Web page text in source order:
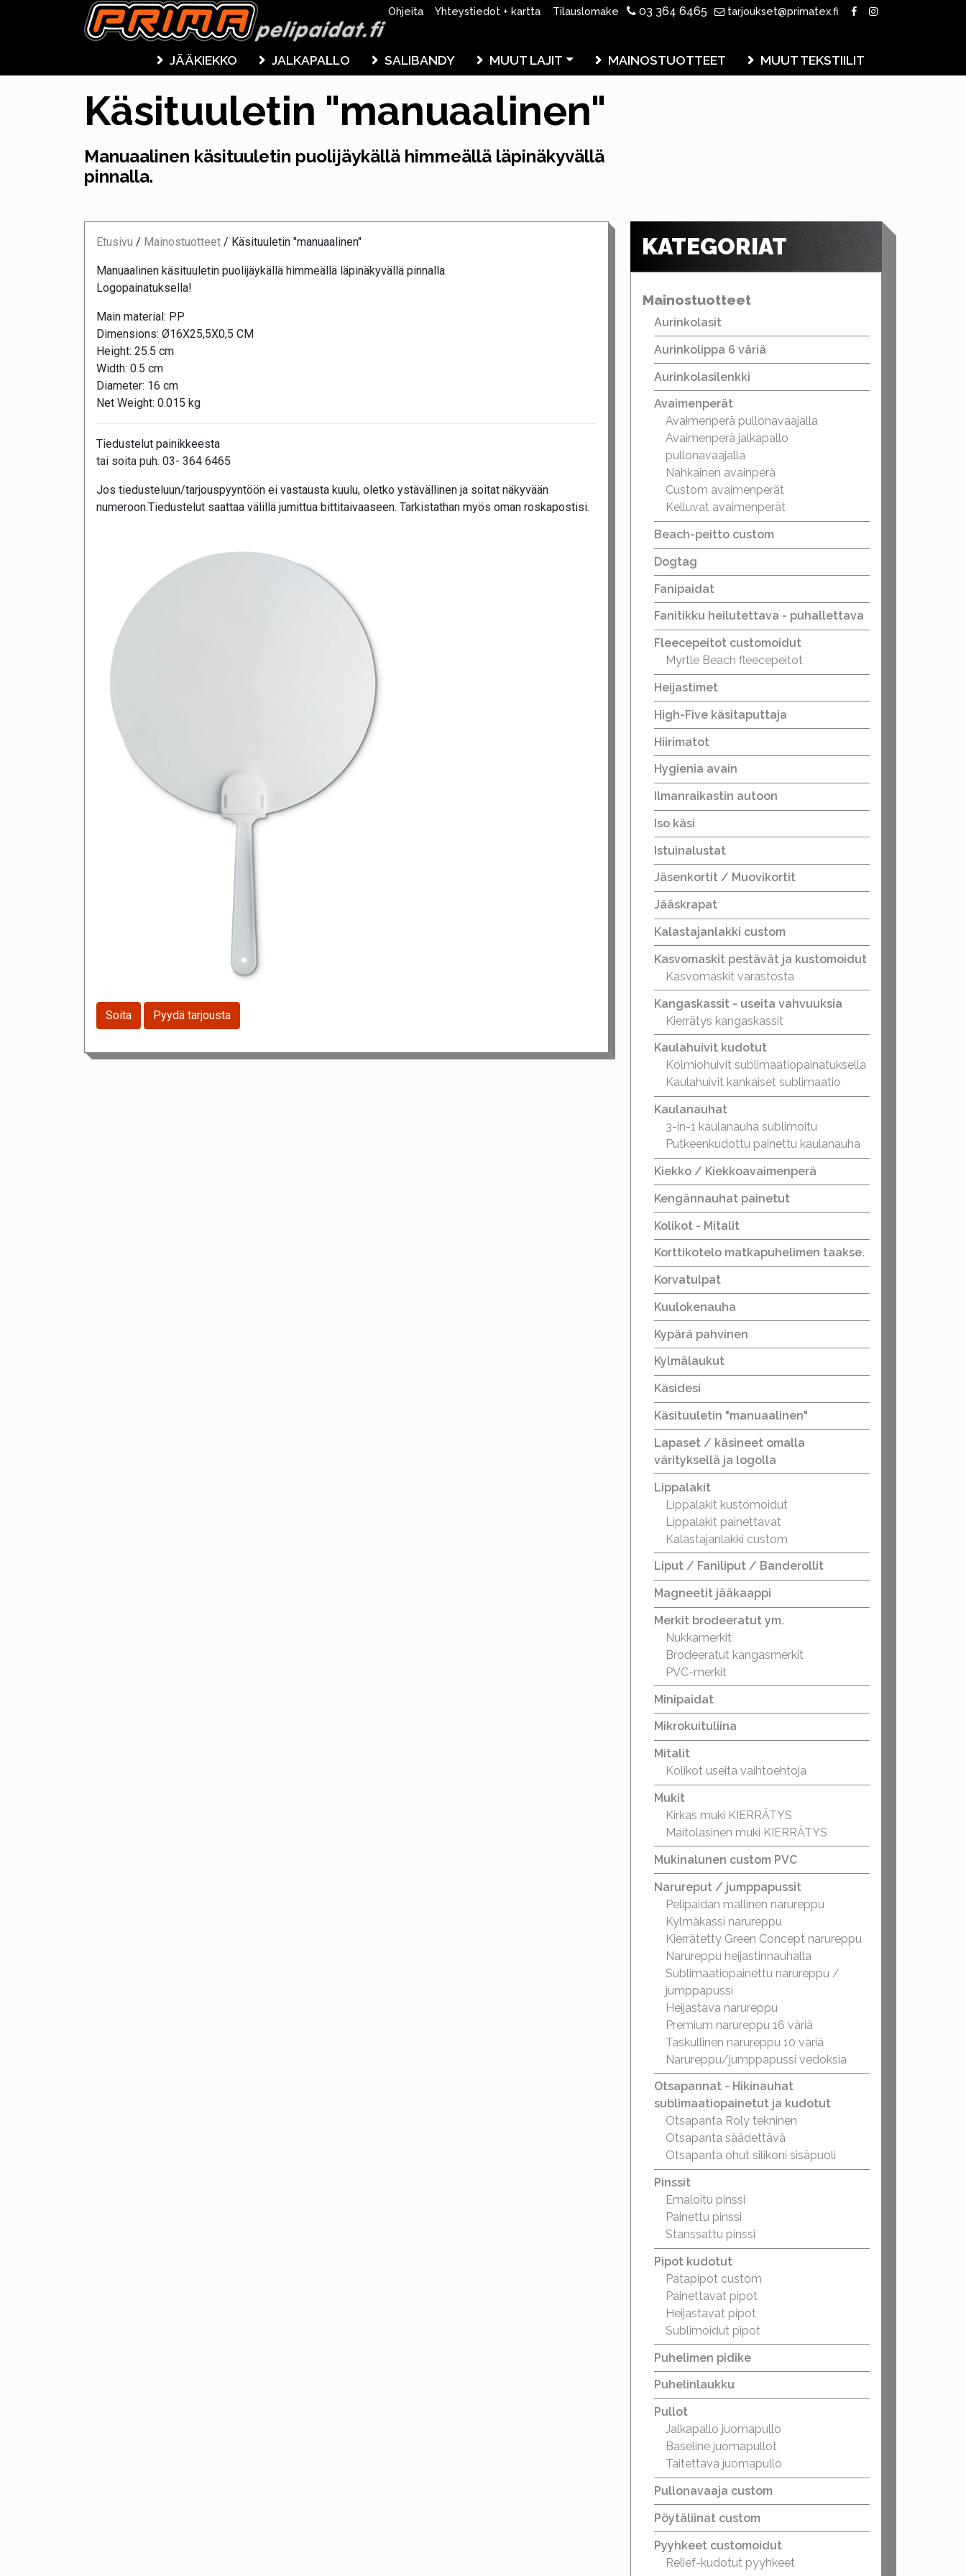
Ohjeita Yhteystiedot + kartta Tilauslomake 03 364 6465 tarjoukset@primatex.fi
JÄÄKIEKKO JALKAPALLO SALIBANDY MUUT LAJIT MAINOSTUOTTEET MUUT TEKSTIILIT
Käsituuletin "manuaalinen"
Manuaalinen käsituuletin puolijäykällä himmeällä läpinäkyvällä
pinnalla.
Etusivu / Mainostuotteet / Käsituuletin "manuaalinen"
Manuaalinen käsituuletin puolijäykällä himmeällä läpinäkyvällä pinnalla.
Logopainatuksella!
Main material: PP
Dimensions: Ø16X25,5X0,5 CM
Height: 25.5 cm
Width: 0.5 cm
Diameter: 16 cm
Net Weight: 0.015 kg
Tiedustelut painikkeesta
tai soita puh. 03- 364 6465
Jos tiedusteluun/tarjouspyyntöön ei vastausta kuulu, oletko ystävällinen ja soitat näkyvään
numeroon.Tiedustelut saattaa välillä jumittua bittitaivaaseen. Tarkistathan myös oman roskapostisi.
Soita Pyydä tarjousta
KATEGORIAT
Mainostuotteet
Aurinkolasit
Aurinkolippa 6 väriä
Aurinkolasilenkki
Avaimenperät
Avaimenperä pullonavaajalla
Avaimenperä jalkapallo
pullonavaajalla
Nahkainen avainperä
Custom avaimenperät
Kelluvat avaimenperät
Beach-peitto custom
Dogtag
Fanipaidat
Fanitikku heilutettava - puhallettava
Fleecepeitot customoidut
Myrtle Beach fleecepeitot
Heijastimet
High-Five käsitaputtaja
Hiirimatot
Hygienia avain
Ilmanraikastin autoon
Iso käsi
Istuinalustat
Jäsenkortit / Muovikortit
Jääskrapat
Kalastajanlakki custom
Kasvomaskit pestävät ja kustomoidut
Kasvomaskit varastosta
Kangaskassit - useita vahvuuksia
Kierrätys kangaskassit
Kaulahuivit kudotut
Kolmiohuivit sublimaatiopainatuksella
Kaulahuivit kankaiset sublimaatio
Kaulanauhat
3-in-1 kaulanauha sublimoitu
Putkeenkudottu painettu kaulanauha
Kiekko / Kiekkoavaimenperä
Kengännauhat painetut
Kolikot - Mitalit
Korttikotelo matkapuhelimen taakse.
Korvatulpat
Kuulokenauha
Kypärä pahvinen
Kylmälaukut
Käsidesi
Käsituuletin "manuaalinen"
Lapaset / käsineet omalla
värityksellä ja logolla
Lippalakit
Lippalakit kustomoidut
Lippalakit painettavat
Kalastajanlakki custom
Liput / Faniliput / Banderollit
Magneetit jääkaappi
Merkit brodeeratut ym.
Nukkamerkit
Brodeeratut kangasmerkit
PVC-merkit
Minipaidat
Mikrokuituliina
Mitalit
Kolikot useita vaihtoehtoja
Mukit
Kirkas muki KIERRÄTYS
Maitolasinen muki KIERRÄTYS
Mukinalunen custom PVC
Narureput / jumppapussit
Pelipaidan mallinen narureppu
Kylmäkassi narureppu
Kierrätetty Green Concept narureppu
Narureppu heijastinnauhalla
Sublimaatiopainettu narureppu /
jumppapussi
Heijastava narureppu
Premium narureppu 16 väriä
Taskullinen narureppu 10 väriä
Narureppu/jumppapussi vedoksia
Otsapannat - Hikinauhat
sublimaatiopainetut ja kudotut
Otsapanta Roly tekninen
Otsapanta säädettävä
Otsapanta ohut silikoni sisäpuoli
Pinssit
Emaloitu pinssi
Painettu pinssi
Stanssattu pinssi
Pipot kudotut
Patapipot custom
Painettavat pipot
Heijastavat pipot
Sublimoidut pipot
Puhelimen pidike
Puhelinlaukku
Pullot
Jalkapallo juomapullo
Baseline juomapullot
Taitettava juomapullo
Pullonavaaja custom
Pöytäliinat custom
Pyyhkeet customoidut
Relief-kudotut pyyhkeet